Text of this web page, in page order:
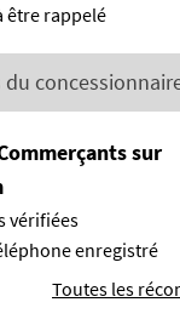
être rappelé
du
sur
vérifiées
enregistré
Toutes les